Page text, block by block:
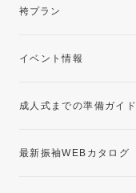
レンタルプラン
袴プラン
卒業袴レンタルプラン
イベント情報
成人式までの準備ガイド
最新振袖WEBカタログ